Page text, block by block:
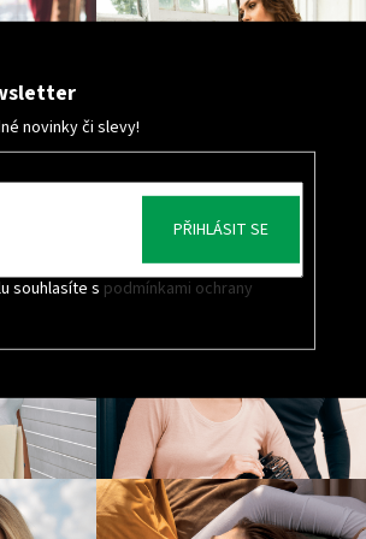
novinky či slevy!
souhlasíte s podmínkami ochrany
PŘIHLÁSIT SE